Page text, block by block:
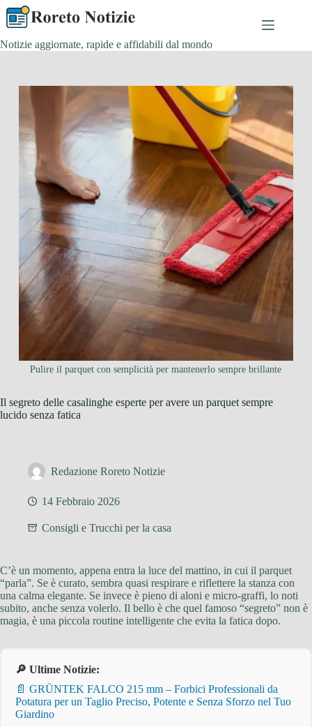
Salta
contenuto
Notizie aggiornate, rapide e affidabili dal mondo
Pulire il parquet con semplicità per mantenerlo sempre brillante
Il segreto delle casalinghe esperte per avere un parquet sempre
lucido senza fatica
Redazione Roreto Notizie
14 Febbraio 2026
Consigli e Trucchi per la casa
C’è un momento, appena entra la luce del mattino, in cui il parquet
“parla”. Se è curato, sembra quasi respirare e riflettere la stanza con
una calma elegante. Se invece è pieno di aloni e micro-graffi, lo noti
subito, anche senza volerlo. Il bello è che quel famoso “segreto” non è
magia, è una piccola routine intelligente che evita la fatica dopo.
🔎 Ultime Notizie:
📄 GRÜNTEK FALCO 215 mm – Forbici Professionali da
Potatura per un Taglio Preciso, Potente e Senza Sforzo nel Tuo
Giardino